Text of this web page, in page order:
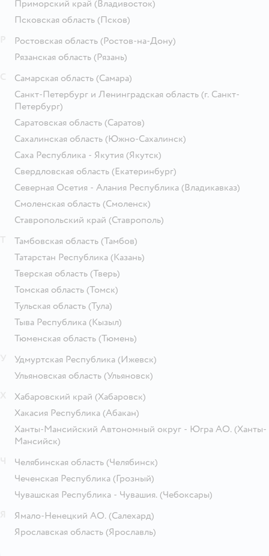
Приморский край (Владивосток)
Псковская область (Псков)
Ростовская область (Ростов-на-Дону)
Рязанская область (Рязань)
Самарская область (Самара)
Санкт-Петербург и Ленинградская область (г. Санкт-
Петербург)
Саратовская область (Саратов)
Сахалинская область (Южно-Сахалинск)
Саха Республика - Якутия (Якутск)
Свердловская область (Екатеринбург)
Северная Осетия - Алания Республика (Владикавказ)
Смоленская область (Смоленск)
Ставропольский край (Ставрополь)
Тамбовская область (Тамбов)
Татарстан Республика (Казань)
Тверская область (Тверь)
Томская область (Томск)
Тульская область (Тула)
Тыва Республика (Кызыл)
Тюменская область (Тюмень)
Удмуртская Республика (Ижевск)
Ульяновская область (Ульяновск)
Хабаровский край (Хабаровск)
Хакасия Республика (Абакан)
Ханты-Мансийский Автономный округ - Югра АО. (Ханты-
Мансийск)
Челябинская область (Челябинск)
Чеченская Республика (Грозный)
Чувашская Республика - Чувашия. (Чебоксары)
Ямало-Ненецкий АО. (Салехард)
Ярославская область (Ярославль)